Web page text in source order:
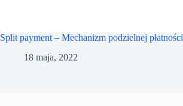
Split payment – Mechanizm podzielnej płatności
18 maja, 2022